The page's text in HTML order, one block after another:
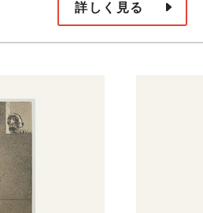
詳しく見る